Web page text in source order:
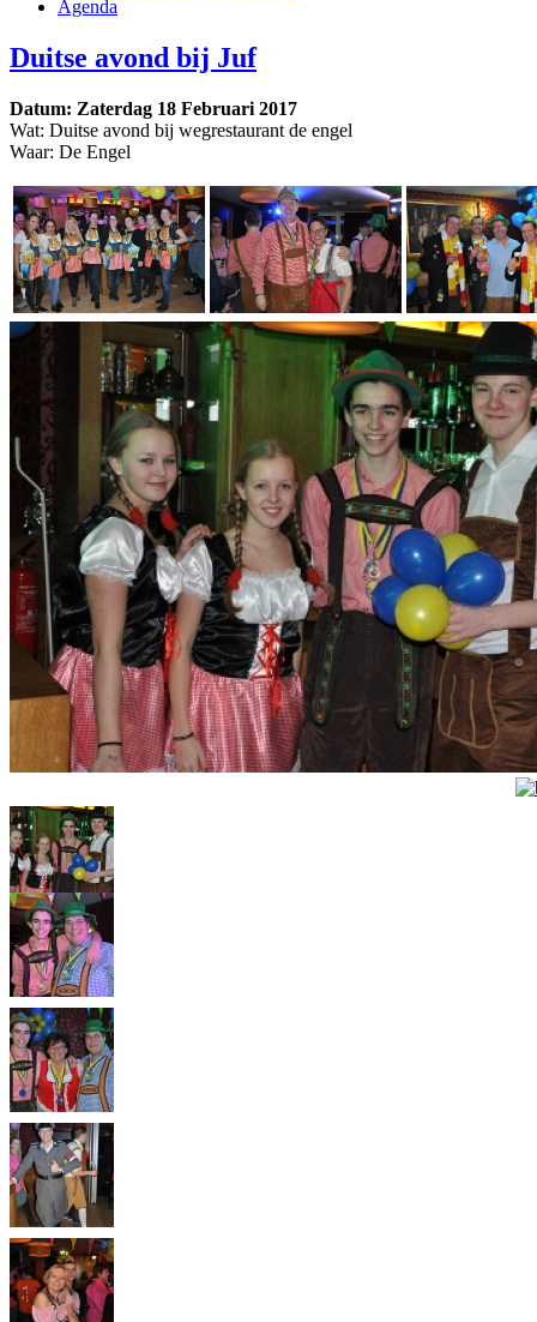
Agenda
Duitse avond bij Juf
Datum: Zaterdag 18 Februari 2017
Wat: Duitse avond bij wegrestaurant de engel
Waar: De Engel